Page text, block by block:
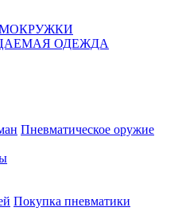
ОДЕЖДА
Пневматическое оружие
Покупка пневматики